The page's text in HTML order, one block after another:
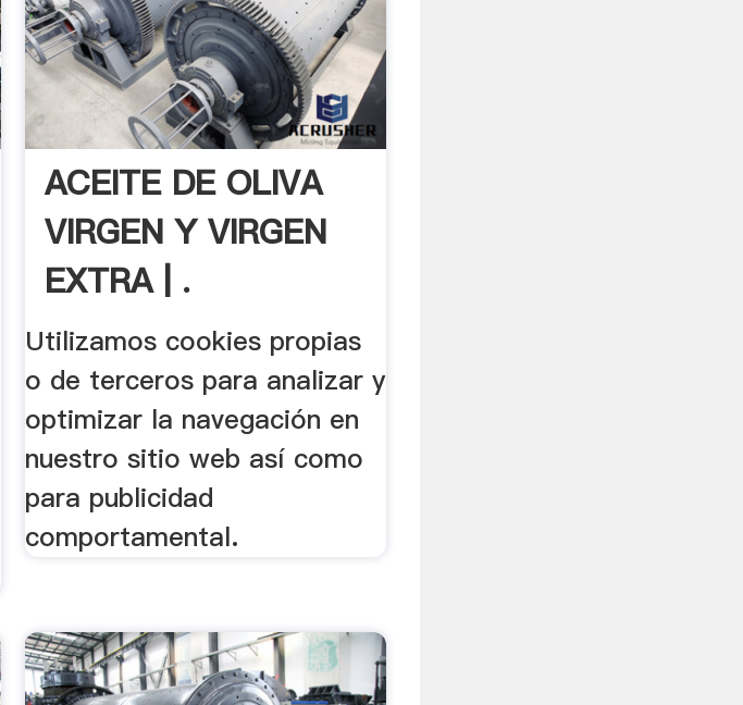
ACEITE DE OLIVA
VIRGEN Y VIRGEN
EXTRA | .
Utilizamos cookies propias
o de terceros para analizar y
optimizar la navegación en
nuestro sitio web así como
para publicidad
comportamental.